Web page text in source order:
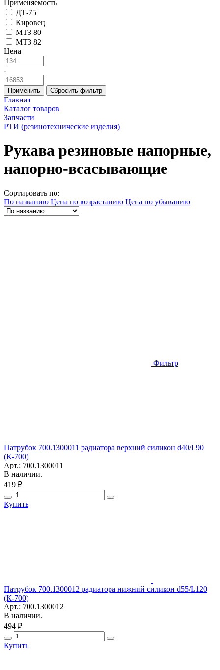
Применяемость
ДТ-75
Кировец
МТЗ 80
МТЗ 82
Цена
-
Применить Сбросить фильтр
Главная
Каталог товаров
Запчасти
РТИ (резинотехнические изделия)
Рукава резиновые напорные,
напорно-всасывающие
Сортировать по:
По названию Цена по возрастанию Цена по убыванию
Фильтр
Патрубок 700.1300011 радиатора верхний силикон d40/L90
(К-700)
Арт.: 700.1300011
В наличии.
419 ₽
Купить
Патрубок 700.1300012 радиатора нижний силикон d55/L120
(К-700)
Арт.: 700.1300012
В наличии.
494 ₽
Купить